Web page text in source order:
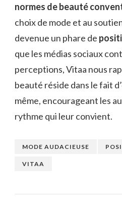
normes de beauté
choix de mode et au
devenue un phare de
que les médias sociaux
perceptions, Vitaa nous
beauté réside dans le fait
même, encourageant les
rythme qui leur convient.
MODE AUDACIEUSE
VITAA